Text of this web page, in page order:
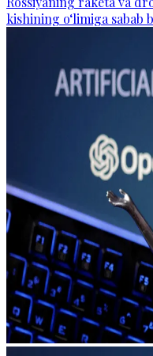
kishining o‘limiga sabab